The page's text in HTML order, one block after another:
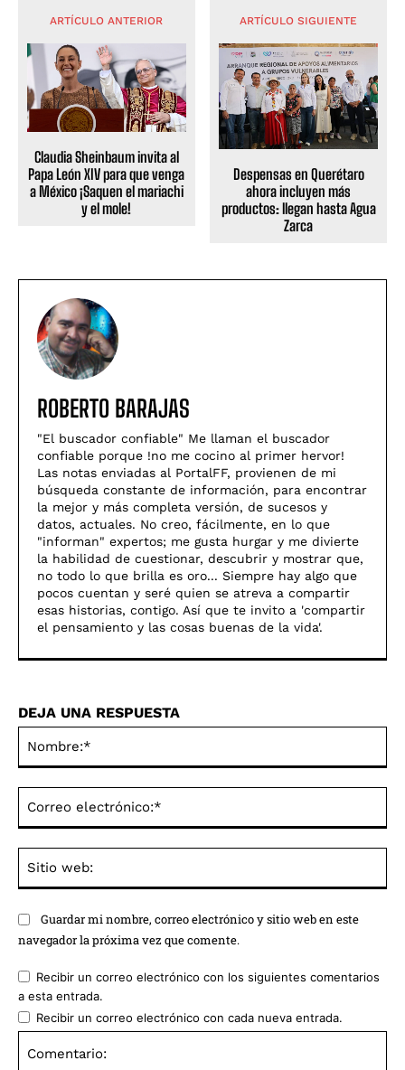
ARTÍCULO ANTERIOR
Claudia Sheinbaum invita al
Papa León XIV para que venga
a México ¡Saquen el mariachi
y el mole!
ARTÍCULO SIGUIENTE
Despensas en Querétaro
ahora incluyen más
productos: llegan hasta Agua
Zarca
ROBERTO BARAJAS
"El buscador confiable" Me llaman el buscador
confiable porque !no me cocino al primer hervor!
Las notas enviadas al PortalFF, provienen de mi
búsqueda constante de información, para encontrar
la mejor y más completa versión, de sucesos y
datos, actuales. No creo, fácilmente, en lo que
"informan" expertos; me gusta hurgar y me divierte
la habilidad de cuestionar, descubrir y mostrar que,
no todo lo que brilla es oro... Siempre hay algo que
pocos cuentan y seré quien se atreva a compartir
esas historias, contigo. Así­ que te invito a 'compartir
el pensamiento y las cosas buenas de la vida'.
DEJA UNA RESPUESTA
Guardar mi nombre, correo electrónico y sitio web en este
navegador la próxima vez que comente.
Recibir un correo electrónico con los siguientes comentarios
a esta entrada.
Recibir un correo electrónico con cada nueva entrada.